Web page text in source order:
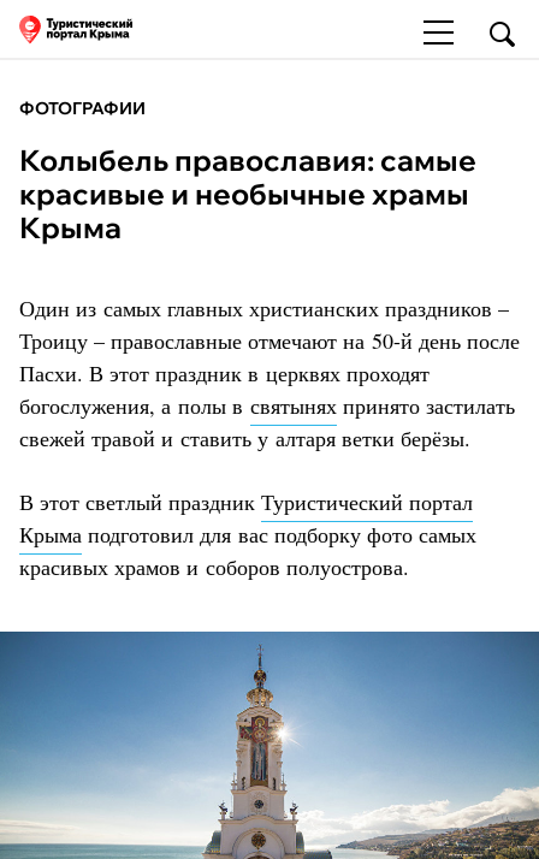
ФОТОГРАФИИ
Колыбель православия: самые
красивые и необычные храмы
Крыма
Один из самых главных христианских праздников –
Троицу – православные отмечают на 50-й день после
Пасхи. В этот праздник в церквях проходят
богослужения, а полы в святынях принято застилать
свежей травой и ставить у алтаря ветки берёзы.
В этот светлый праздник Туристический портал
Крыма подготовил для вас подборку фото самых
красивых храмов и соборов полуострова.